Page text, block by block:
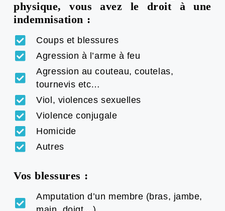
physique, vous avez le droit à une
indemnisation :
Coups et blessures
Agression à l’arme à feu
Agression au couteau, coutelas,
tournevis etc…
Viol, violences sexuelles
Violence conjugale
Homicide
Autres
Vos blessures :
Amputation d’un membre (bras, jambe,